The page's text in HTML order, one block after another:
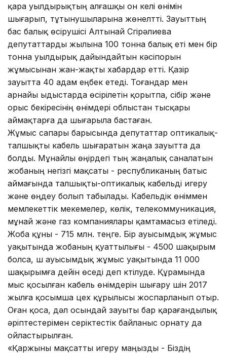
қара уылдырықтың алғашқы он келі өнімін
шығарып, тұтынушыларына жөнелтті. Зауыттың
бас балық өсірушісі Алтынай Сүгірәлиева
депутаттарды жылына 100 тонна балық еті мен бір
тонна уылдырық дайындайтын кәсіпорын
жұмысынан жан-жақты хабардар етті. Қазір
зауытта 40 адам еңбек етеді. Тоғандар мен
арнайы ыдыстарда өсірілетін қорытпа, сібір және
орыс бекіресінің өнімдері облыстан тысқары
аймақтарға да шығарыла бастаған.
Жұмыс сапары барысында депутаттар оптикалық-
талшықты кабель шығаратын жаңа зауытта да
болды. Мұнайлы өңірдегі тың жаңалық саналатын
жобаның негізгі мақсаты - республиканың батыс
аймағында талшықты-оптикалық кабельді игеру
және өңдеу болып табылады. Кабельдік өніммен
мемлекеттік мекемелер, көлік, телекоммуникация,
мұнай және газ компаниялары қамтамасыз етіледі.
Жоба құны - 715 млн. теңге. Бір ауысымдық жұмыс
уақытында жобаның қуаттылығы - 4500 шақырым
болса, үш ауысымдық жұмыс уақытында 11 000
шақырымға дейін өседі деп күтілуде. Құрамында
мыс қосылған кабель өнімдерін шығару үшін 2017
жылға қосымша цех құрылысы жоспарланып отыр.
Оған қоса, дәл осындай зауыты бар қарағандылық
әріптестерімен серіктестік байланыс орнату да
ойластырылған.
«Қаржыны мақсатты игеру маңызды - Біздің